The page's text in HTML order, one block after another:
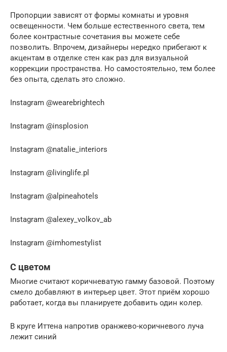
Пропорции зависят от формы комнаты и уровня
освещенности. Чем больше естественного света, тем
более контрастные сочетания вы можете себе
позволить. Впрочем, дизайнеры нередко прибегают к
акцентам в отделке стен как раз для визуальной
коррекции пространства. Но самостоятельно, тем более
без опыта, сделать это сложно.
Instagram @wearebrightech
Instagram @insplosion
Instagram @natalie_interiors
Instagram @livinglife.pl
Instagram @alpineahotels
Instagram @alexey_volkov_ab
Instagram @imhomestylist
С цветом
Многие считают коричневатую гамму базовой. Поэтому
смело добавляют в интерьер цвет. Этот приём хорошо
работает, когда вы планируете добавить один колер.
В круге Иттена напротив оранжево-коричневого луча
лежит синий